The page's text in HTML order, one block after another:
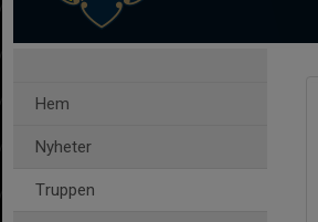
Hem
Nyheter
Truppen